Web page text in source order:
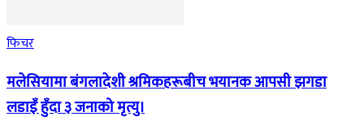
फिचर
मलेसियामा बंगलादेशी श्रमिकहरूबीच भयानक आपसी झगडा
लडाइँ हुँदा ३ जनाको मृत्यु।